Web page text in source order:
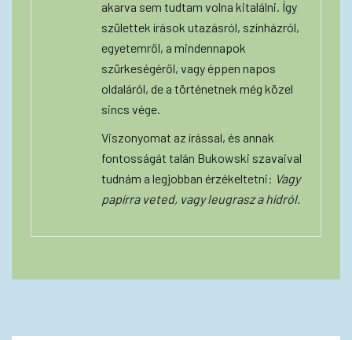
akarva sem tudtam volna kitalálni. Így
születtek írások utazásról, színházról,
egyetemről, a mindennapok
szürkeségéről, vagy éppen napos
oldaláról, de a történetnek még közel
sincs vége.
Viszonyomat az írással, és annak
fontosságát talán Bukowski szavaival
tudnám a legjobban érzékeltetni: Vagy
papírra veted, vagy leugrasz a hídról.